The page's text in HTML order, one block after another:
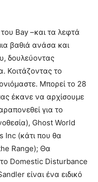
Bay –και τα λεφτά
βαθιά ανάσα και
δουλεύοντας
Κοιτάζοντας το
Μπορεί το 28
έκανε να αρχίσουμε
για το
Ghost World
Inc (κάτι που θα
Range); Θα
Domestic Disturbance
είναι ένα ειδικό